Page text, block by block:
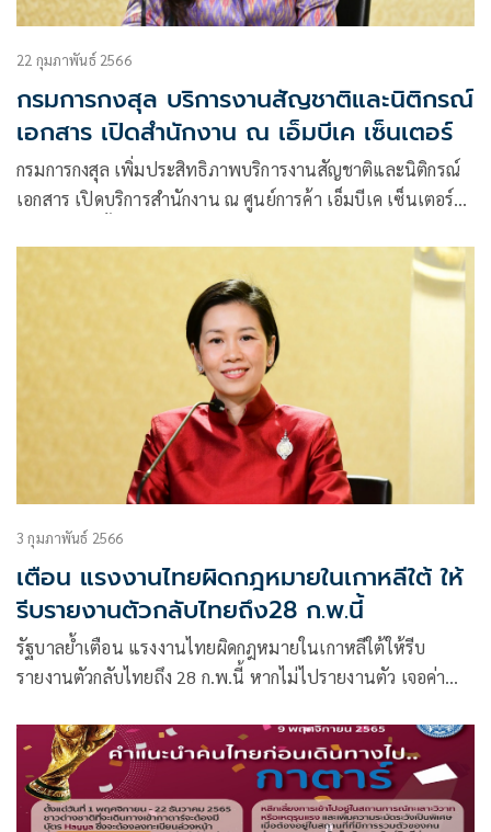
22 กุมภาพันธ์ 2566
กรมการกงสุล บริการงานสัญชาติและนิติกรณ์
เอกสาร เปิดสำนักงาน ณ เอ็มบีเค เซ็นเตอร์
กรมการกงสุล เพิ่มประสิทธิภาพบริการงานสัญชาติและนิติกรณ์
เอกสาร เปิดบริการสำนักงาน ณ ศูนย์การค้า เอ็มบีเค เซ็นเตอร์
3 กุมภาพันธ์ 2566
เตือน แรงงานไทยผิดกฎหมายในเกาหลีใต้ ให้
รีบรายงานตัวกลับไทยถึง28 ก.พ.นี้
รัฐบาลย้ำเตือน แรงงานไทยผิดกฎหมายในเกาหลีใต้ให้รีบ
รายงานตัวกลับไทยถึง 28 ก.พ.นี้ หากไม่ไปรายงานตัว เจอค่า